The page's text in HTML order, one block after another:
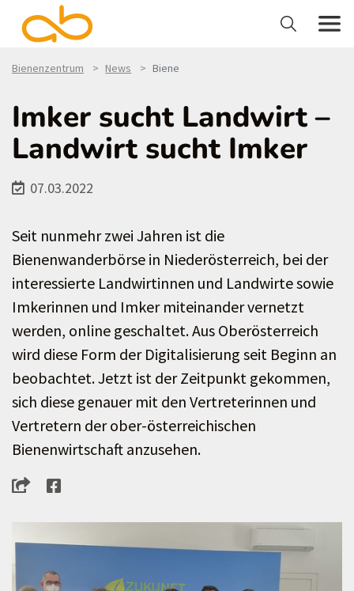
Bienenzentrum News Biene
Imker sucht Landwirt –
Landwirt sucht Imker
07.03.2022
Seit nunmehr zwei Jahren ist die
Bienenwanderbörse in Niederösterreich, bei der
interessierte Landwirtinnen und Landwirte sowie
Imkerinnen und Imker miteinander vernetzt
werden, online geschaltet. Aus Oberösterreich
wird diese Form der Digitalisierung seit Beginn an
beobachtet. Jetzt ist der Zeitpunkt gekommen,
sich diese genauer mit den Vertreterinnen und
Vertretern der ober-österreichischen
Bienenwirtschaft anzusehen.